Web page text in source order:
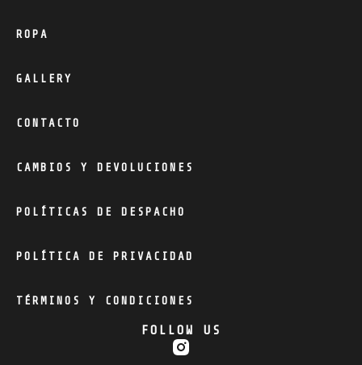
ROPA
GALLERY
CONTACTO
CAMBIOS Y DEVOLUCIONES
POLÍTICAS DE DESPACHO
POLÍTICA DE PRIVACIDAD
TÉRMINOS Y CONDICIONES
FOLLOW US